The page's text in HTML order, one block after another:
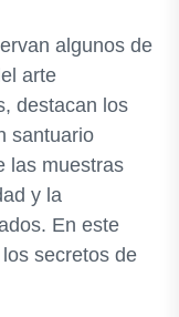
algunos de
arte
destacan los
santuario
las muestras
y la
En este
secretos de